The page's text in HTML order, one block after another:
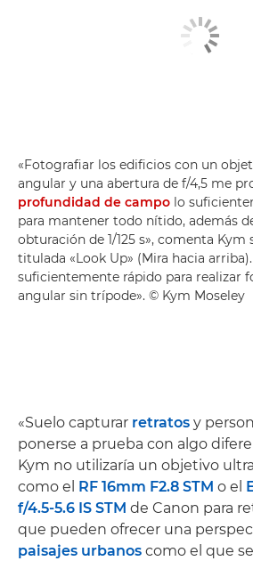
«Fotografiar los edificios con un
angular y una abertura de f/4,5 me
profundidad de campo lo
para mantener todo nítido, además
obturación de 1/125 s», comenta
titulada «Look Up» (Mira hacia arriba).
suficientemente rápido para realizar
angular sin trípode». © Kym Moseley
«Suelo capturar retratos y
ponerse a prueba con algo
Kym no utilizaría un objetivo
como el RF 16mm F2.8 STM o el
f/4.5-5.6 IS STM de Canon para
que pueden ofrecer una
paisajes urbanos como el que